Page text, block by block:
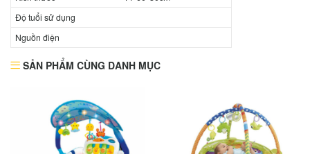
Độ tuổi sử dụng
Nguồn điện
SẢN PHẨM CÙNG DANH MỤC